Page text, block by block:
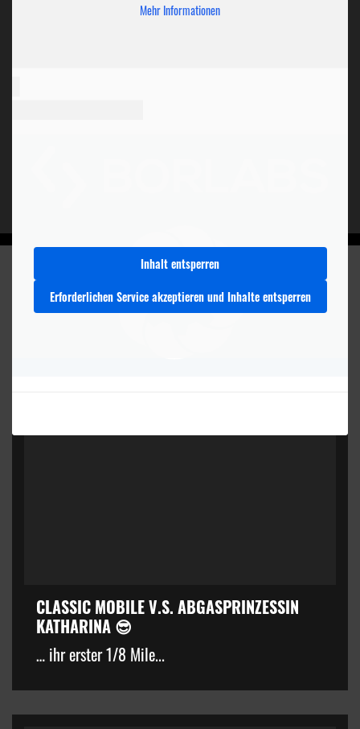
Mehr Informationen
Inhalt entsperren
Erforderlichen Service akzeptieren und Inhalte entsperren
MEHR AUS DEM
CLASSIC MOBILE V.S. ABGASPRINZESSIN
KATHARINA 😎
… ihr erster 1/8 Mile...